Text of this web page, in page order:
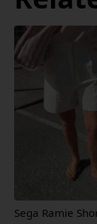
Sega Ramie